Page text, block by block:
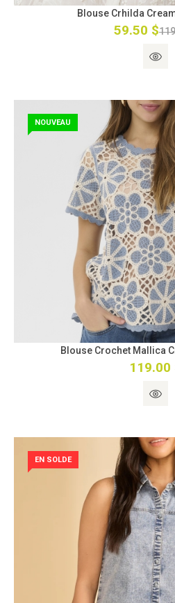
Blouse Crhilda
59.50 $
NOUVEAU
Blouse Crochet Mallica
119.00
EN SOLDE